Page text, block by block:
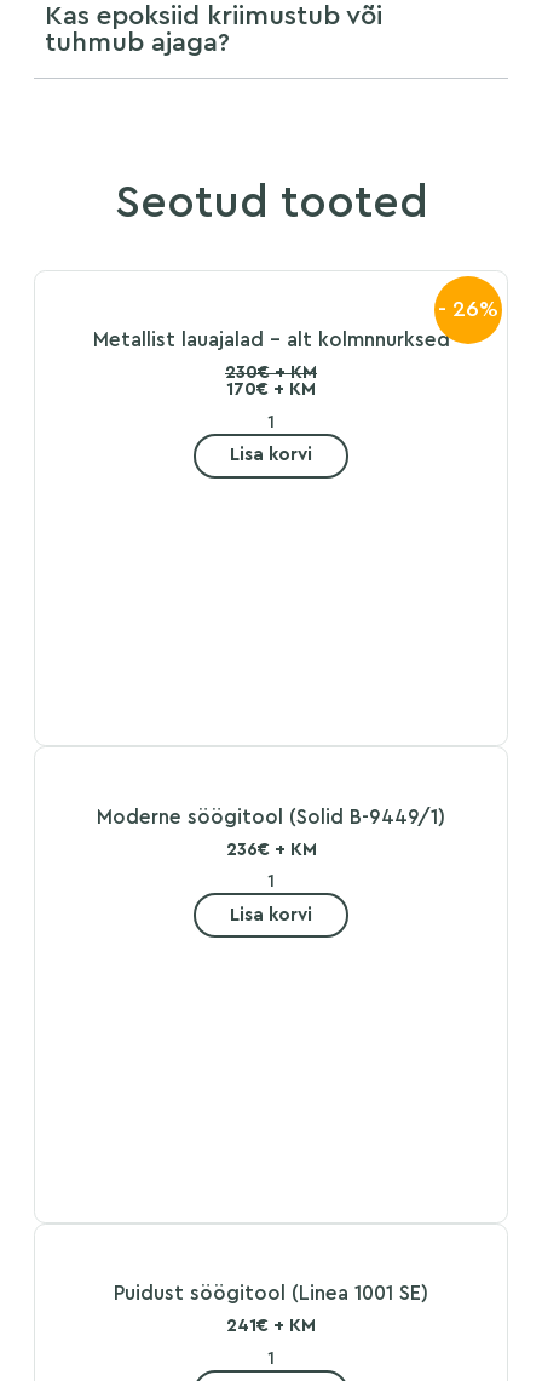
Kas epoksiid kriimustub või
tuhmub ajaga?
Seotud tooted
- 26%
Metallist lauajalad – alt kolmnnurksed
230€ + KM
170€ + KM
Lisa korvi
Moderne söögitool (Solid B-9449/1)
236€ + KM
Lisa korvi
Puidust söögitool (Linea 1001 SE)
241€ + KM